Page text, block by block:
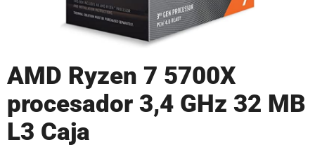
AMD Ryzen 7 5700X
procesador 3,4 GHz 32 MB
L3 Caja